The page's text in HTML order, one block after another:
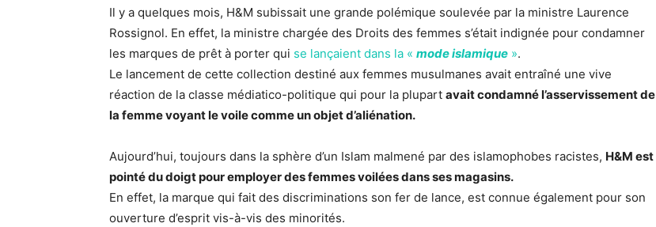
Il y a quelques mois, H&M subissait une grande polémique soulevée par la ministre Laurence
Rossignol. En effet, la ministre chargée des Droits des femmes s’était indignée pour condamner
les marques de prêt à porter qui se lançaient dans la « mode islamique ».
Le lancement de cette collection destiné aux femmes musulmanes avait entraîné une vive
réaction de la classe médiatico-politique qui pour la plupart avait condamné l’asservissement de
la femme voyant le voile comme un objet d’aliénation.
Aujourd’hui, toujours dans la sphère d’un Islam malmené par des islamophobes racistes, H&M est
pointé du doigt pour employer des femmes voilées dans ses magasins.
En effet, la marque qui fait des discriminations son fer de lance, est connue également pour son
ouverture d’esprit vis-à-vis des minorités.